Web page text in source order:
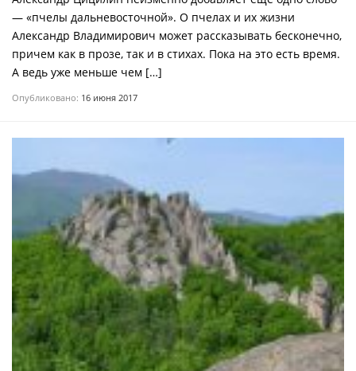
— «пчелы дальневосточной». О пчелах и их жизни
Александр Владимирович может рассказывать бесконечно,
причем как в прозе, так и в стихах. Пока на это есть время.
А ведь уже меньше чем […]
Опубликовано: 16 июня 2017